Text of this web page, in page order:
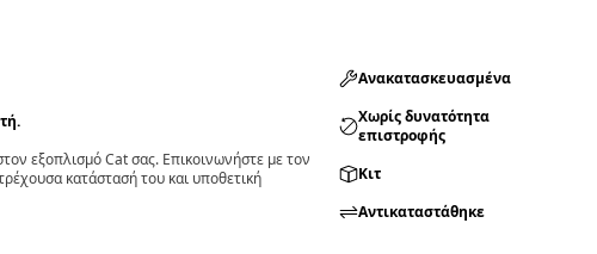
εξοπλισμό Cat σας. Επικοινωνήστε με τον
κατάστασή του και υποθετική
Ανακατασκευασμένα
Χωρίς δυνατότητα
επιστροφής
Κιτ
Αντικαταστάθηκε